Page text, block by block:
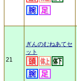
21
ぎんのむねあてセ
ット